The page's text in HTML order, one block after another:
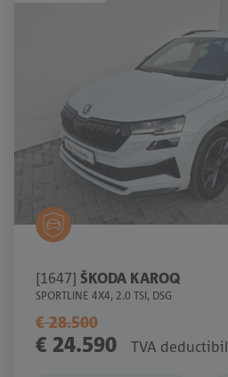
[1647] ŠKODA KAROQ
SPORTLINE 4X4, 2.0 TSI, DSG
€ 28.500
€ 24.590 TVA deductibil